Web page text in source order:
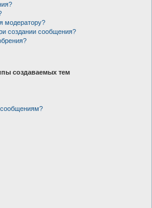
модератору?
создании сообщения?
создаваемых тем
сообщениям?